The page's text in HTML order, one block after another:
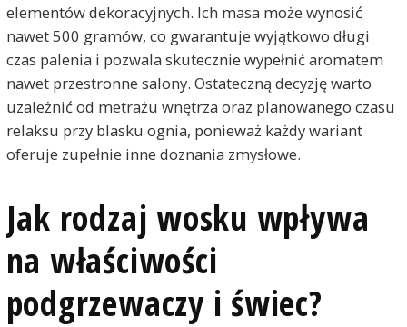
elementów dekoracyjnych. Ich masa może wynosić
nawet 500 gramów, co gwarantuje wyjątkowo długi
czas palenia i pozwala skutecznie wypełnić aromatem
nawet przestronne salony. Ostateczną decyzję warto
uzależnić od metrażu wnętrza oraz planowanego czasu
relaksu przy blasku ognia, ponieważ każdy wariant
oferuje zupełnie inne doznania zmysłowe.
Jak rodzaj wosku wpływa
na właściwości
podgrzewaczy i świec?